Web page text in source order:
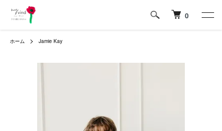
0
ホーム Jamie Kay